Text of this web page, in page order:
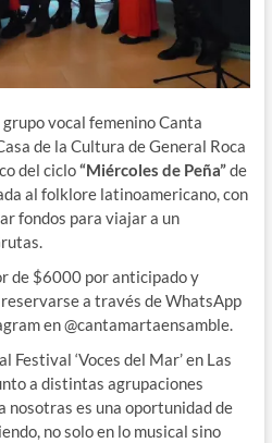
vocal femenino Canta
de la Cultura de General Roca
del ciclo“Miércoles de Peña”de
al folklore latinoamericano, con
fondos para viajar a un
de $6000 por anticipado y
a través de WhatsApp
en @cantamartaensamble.
Festival ‘Voces del Mar’ en Las
a distintas agrupaciones
nosotras es una oportunidad de
no solo en lo musical sino